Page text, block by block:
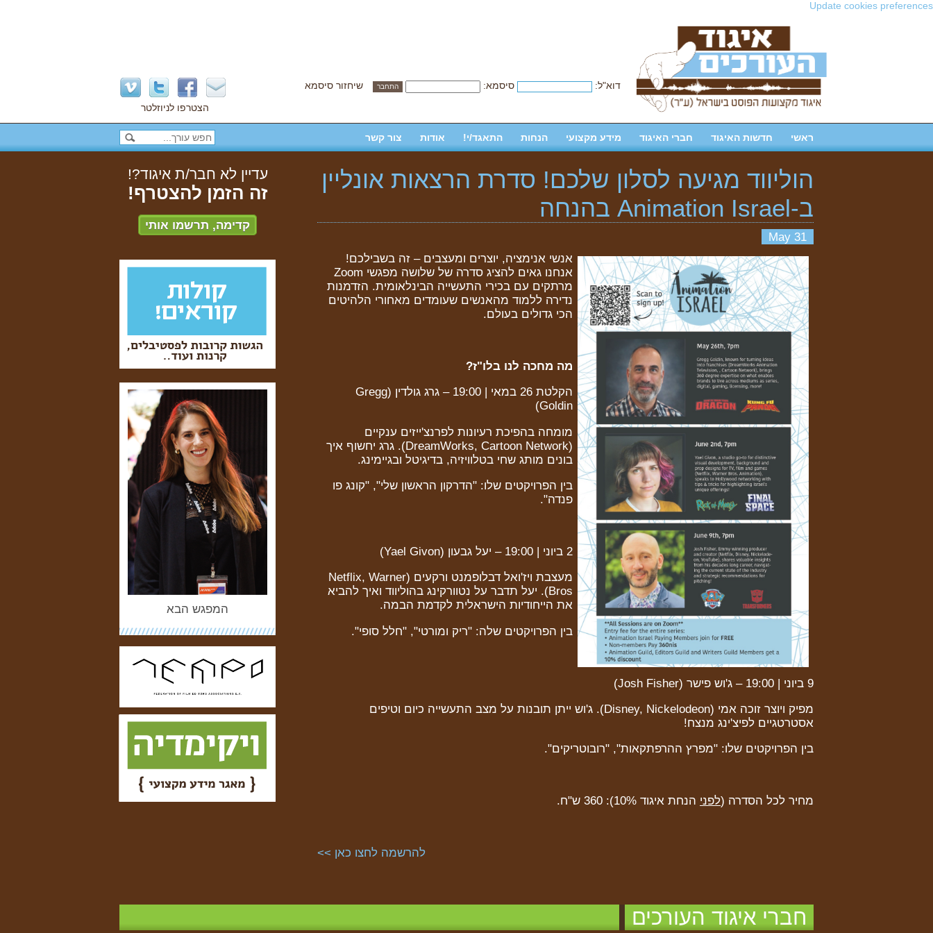
Update cookies preferences
דוא"ל: סיסמא:
שיחזור סיסמא
הצטרפו לניוזלטר
ראשי חדשות האיגוד חברי האיגוד מידע מקצועי הנחות התאגד/י! אודות צור קשר
הוליווד מגיעה לסלון שלכם! סדרת הרצאות אונליין
ב-Animation Israel בהנחה
31 May
אנשי אנימציה, יוצרים ומעצבים – זה בשבילכם!
אנחנו גאים להציג סדרה של שלושה מפגשי Zoom
מרתקים עם בכירי התעשייה הבינלאומית. הזדמנות
נדירה ללמוד מהאנשים שעומדים מאחורי הלהיטים
הכי גדולים בעולם.
מה מחכה לנו בלו"ז?
הקלטת 26 במאי | 19:00 – גרג גולדין (Gregg
Goldin)
מומחה בהפיכת רעיונות לפרנצ'ייזים ענקיים
(DreamWorks, Cartoon Network). גרג יחשוף איך
בונים מותג שחי בטלוויזיה, בדיגיטל ובגיימינג.
בין הפרויקטים שלו: "הדרקון הראשון שלי", "קונג פו
פנדה".
2 ביוני | 19:00 – יעל גבעון (Yael Givon)
מעצבת ויז'ואל דבלופמנט ורקעים (Netflix, Warner
Bros). יעל תדבר על נטוורקינג בהוליווד ואיך להביא
את הייחודיות הישראלית לקדמת הבמה.
בין הפרויקטים שלה: "ריק ומורטי", "חלל סופי".
9 ביוני | 19:00 – ג'וש פישר (Josh Fisher)
מפיק ויוצר זוכה אמי (Disney, Nickelodeon). ג'וש ייתן תובנות על מצב התעשייה כיום וטיפים
אסטרטגיים לפיצ'ינג מנצח!
בין הפרויקטים שלו: "מפרץ ההרפתקאות", "רובוטריקים".
מחיר לכל הסדרה (לפני הנחת איגוד 10%): 360 ש"ח.
להרשמה לחצו כאן >>
עדיין לא חבר/ת איגוד?!
זה הזמן להצטרף!
קדימה, תרשמו אותי
המפגש הבא
חברי איגוד העורכים